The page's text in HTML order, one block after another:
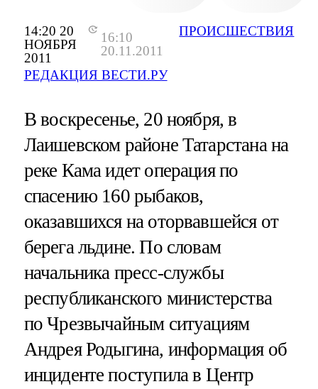
14:20 20
НОЯБРЯ
2011
16:10
20.11.2011
РЕДАКЦИЯ ВЕСТИ.РУ
ПРОИСШЕСТВИЯ
В воскресенье, 20 ноября, в
Лаишевском районе Татарстана на
реке Кама идет операция по
спасению 160 рыбаков,
оказавшихся на оторвавшейся от
берега льдине. По словам
начальника пресс-службы
республиканского министерства
по Чрезвычайным ситуациям
Андрея Родыгина, информация об
инциденте поступила в Центр